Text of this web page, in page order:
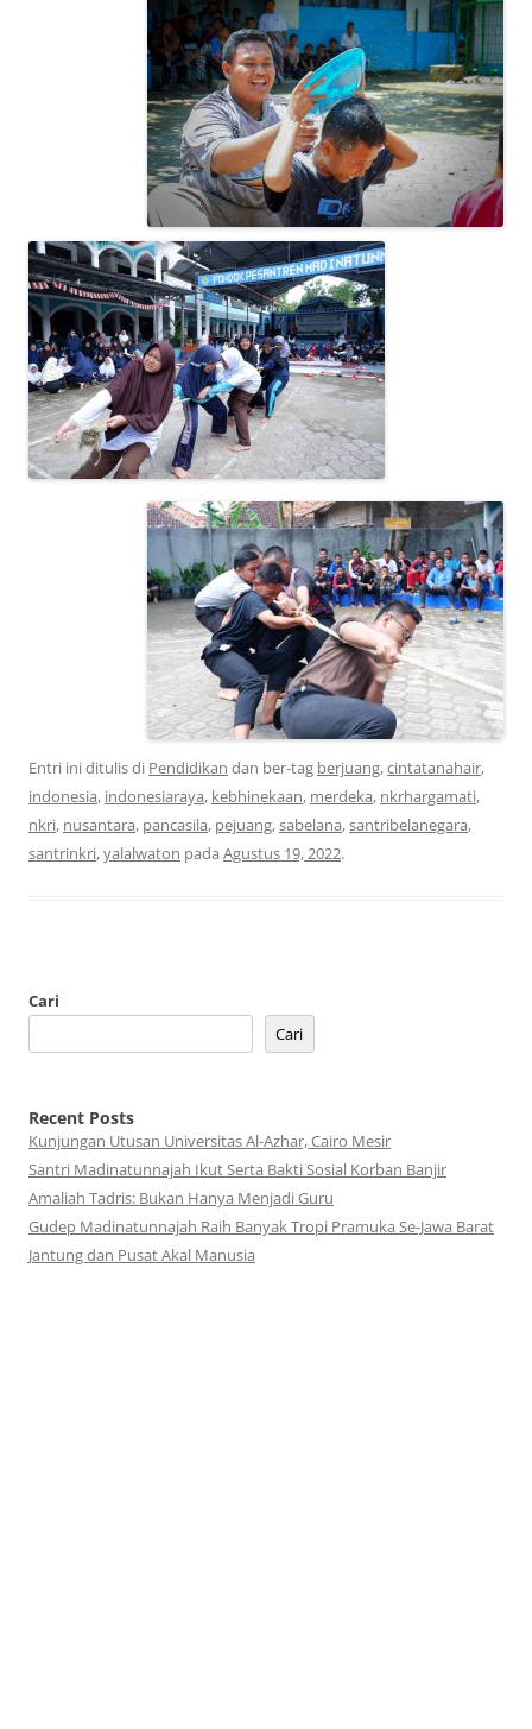
Entri ini ditulis di Pendidikan dan ber-tag berjuang,cintatanahair,
indonesia, indonesiaraya, kebhinekaan, merdeka, nkrhargamati,
nkri, nusantara, pancasila, pejuang,sabelana,santribelanegara,
santrinkri,yalalwaton pada Agustus 19, 2022.
Cari
Cari
Recent Posts
Kunjungan Utusan Universitas Al-Azhar, Cairo Mesir
Santri Madinatunnajah Ikut Serta Bakti Sosial Korban Banjir
Amaliah Tadris: Bukan Hanya Menjadi Guru
Gudep Madinatunnajah Raih Banyak Tropi Pramuka Se-Jawa Barat
Jantung dan Pusat Akal Manusia